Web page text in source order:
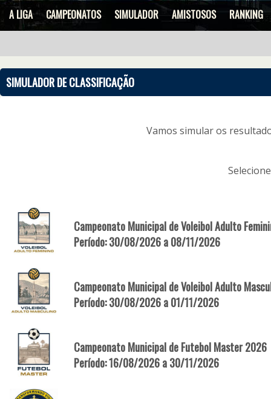
A LIGA CAMPEONATOS SIMULADOR AMISTOSOS RANKING
SIMULADOR DE CLASSIFICAÇÃO
Vamos simular os
Campeonato Municipal de Voleibol Adulto
Período: 30/08/2026 a 08/11/2026
Campeonato Municipal de Voleibol Adulto
Período: 30/08/2026 a 01/11/2026
Campeonato Municipal de Futebol Master 2026
Período: 16/08/2026 a 30/11/2026